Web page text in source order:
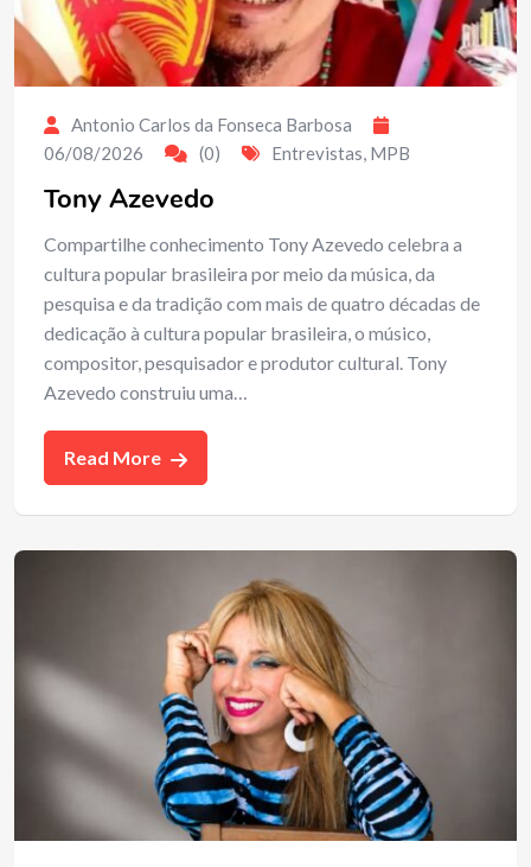
Antonio Carlos da Fonseca Barbosa
06/08/2026
(0) Entrevistas, MPB
Tony Azevedo
Compartilhe conhecimento Tony Azevedo celebra a
cultura popular brasileira por meio da música, da
pesquisa e da tradição com mais de quatro décadas de
dedicação à cultura popular brasileira, o músico,
compositor, pesquisador e produtor cultural. Tony
Azevedo construiu uma…
Read More